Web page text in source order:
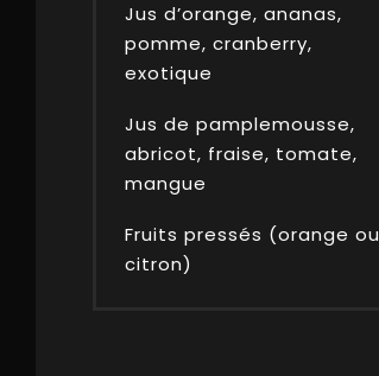
Jus d’orange, ananas,
pomme, cranberry,
exotique
Jus de pamplemousse,
abricot, fraise, tomate,
mangue
Fruits pressés (orange ou
citron)